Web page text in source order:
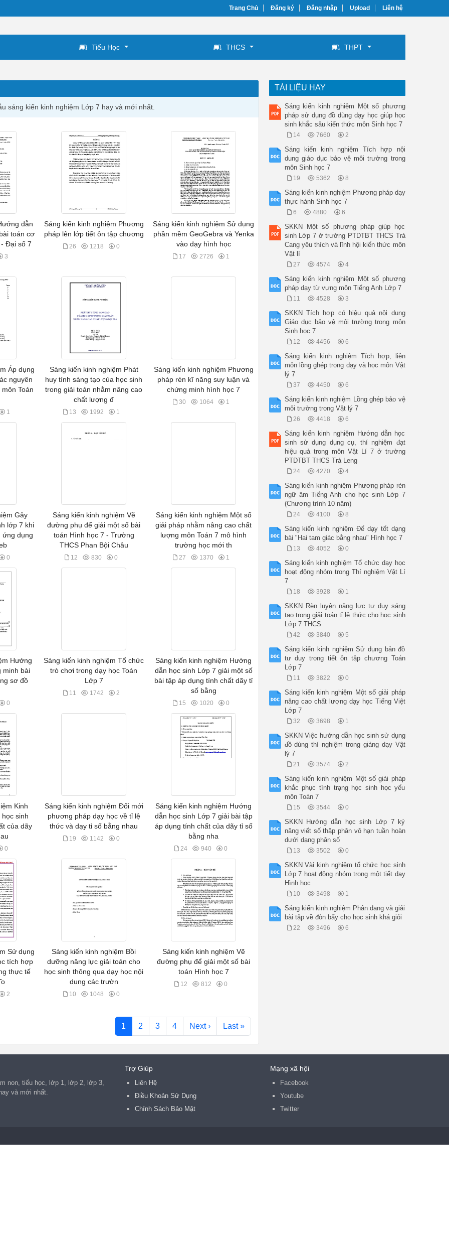
Trang Chủ Đăng ký Đăng nhập Upload Liên hệ
Tiểu Học THCS THPT
sáng kiến kinh nghiệm Lớp 7 hay và mới nhất.
dẫn
toán cơ
Đại số 7
3
Sáng kiến kinh nghiệm Phương
pháp lên lớp tiết ôn tập chương
26 1218 0
Sáng kiến kinh nghiệm Sử dụng
phần mềm GeoGebra và Yenka
vào dạy hình học
17 2726 1
Áp dụng
nguyên
Toán
1
Sáng kiến kinh nghiệm Phát
huy tính sáng tạo của học sinh
trong giải toán nhằm nâng cao
chất lượng đ
13 1992 1
Sáng kiến kinh nghiệm Phương
pháp rèn kĩ năng suy luận và
chứng minh hình học 7
30 1064 1
Gây
lớp 7 khi
ứng dụng
0
Sáng kiến kinh nghiệm Vẽ
đường phụ để giải một số bài
toán Hình học 7 - Trường
THCS Phan Bội Châu
12 830 0
Sáng kiến kinh nghiệm Một số
giải pháp nhằm nâng cao chất
lượng môn Toán 7 mô hình
trường học mới th
27 1370 1
Hướng
minh bài
sơ đồ
0
Sáng kiến kinh nghiệm Tổ chức
trò chơi trong dạy học Toán
Lớp 7
11 1742 2
Sáng kiến kinh nghiệm Hướng
dẫn học sinh Lớp 7 giải một số
bài tập áp dụng tính chất dãy tỉ
số bằng
15 1020 0
Kinh
sinh
của dãy
0
Sáng kiến kinh nghiệm Đổi mới
phương pháp dạy học về tỉ lệ
thức và dạy tỉ số bằng nhau
19 1142 0
Sáng kiến kinh nghiệm Hướng
dẫn học sinh Lớp 7 giải bài tập
áp dụng tính chất của dãy tỉ số
bằng nha
24 940 0
Sử dụng
tích hợp
thực tế
2
Sáng kiến kinh nghiệm Bồi
dưỡng năng lực giải toán cho
học sinh thông qua dạy học nội
dung các trườn
10 1048 0
Sáng kiến kinh nghiệm Vẽ
đường phụ để giải một số bài
toán Hình học 7
12 812 0
1 2 3 4 Next › Last »
TÀI LIỆU HAY
Sáng kiến kinh nghiệm Một số phương
pháp sử dụng đồ dùng dạy học giúp học
sinh khắc sâu kiến thức môn Sinh học 7
14 7660 2
Sáng kiến kinh nghiệm Tích hợp nội
dung giáo dục bảo vệ môi trường trong
môn Sinh học 7
19 5362 8
Sáng kiến kinh nghiệm Phương pháp dạy
thực hành Sinh học 7
6 4880 6
SKKN Một số phương pháp giúp học
sinh Lớp 7 ở trường PTDTBT THCS Trà
Cang yêu thích và lĩnh hội kiến thức môn
Vật lí
27 4574 4
Sáng kiến kinh nghiệm Một số phương
pháp dạy từ vựng môn Tiếng Anh Lớp 7
11 4528 3
SKKN Tích hợp có hiệu quả nội dung
Giáo dục bảo vệ môi trường trong môn
Sinh học 7
12 4456 6
Sáng kiến kinh nghiệm Tích hợp, liên
môn lồng ghép trong dạy và học môn Vật
lý 7
37 4450 6
Sáng kiến kinh nghiệm Lồng ghép bảo vệ
môi trường trong Vật lý 7
26 4418 6
Sáng kiến kinh nghiệm Hướng dẫn học
sinh sử dụng dụng cụ, thí nghiệm đạt
hiệu quả trong môn Vật Lí 7 ở trường
PTDTBT THCS Trà Leng
24 4270 4
Sáng kiến kinh nghiệm Phương pháp rèn
ngữ âm Tiếng Anh cho học sinh Lớp 7
(Chương trình 10 năm)
24 4100 8
Sáng kiến kinh nghiệm Để dạy tốt dạng
bài "Hai tam giác bằng nhau" Hình học 7
13 4052 0
Sáng kiến kinh nghiệm Tổ chức dạy học
hoạt động nhóm trong Thí nghiệm Vật Lí
7
18 3928 1
SKKN Rèn luyện năng lực tư duy sáng
tạo trong giải toán tỉ lệ thức cho học sinh
Lớp 7 THCS
42 3840 5
Sáng kiến kinh nghiệm Sử dụng bản đồ
tư duy trong tiết ôn tập chương Toán
Lớp 7
11 3822 0
Sáng kiến kinh nghiệm Một số giải pháp
nâng cao chất lượng dạy học Tiếng Việt
Lớp 7
32 3698 1
SKKN Việc hướng dẫn học sinh sử dụng
đồ dùng thí nghiệm trong giảng dạy Vật
lý 7
21 3574 2
Sáng kiến kinh nghiệm Một số giải pháp
khắc phục tình trạng học sinh học yếu
môn Toán 7
15 3544 0
SKKN Hướng dẫn học sinh Lớp 7 ký
năng viết số thập phân vô hạn tuần hoàn
dưới dạng phân số
13 3502 0
SKKN Vài kinh nghiệm tổ chức học sinh
Lớp 7 hoạt động nhóm trong một tiết dạy
Hình học
10 3498 1
Sáng kiến kinh nghiệm Phân dạng và giải
bài tập về đòn bẩy cho học sinh khá giỏi
22 3496 6
non, tiểu học, lớp 1, lớp 2, lớp 3,
và mới nhất.
Trợ Giúp
Liên Hệ
Điều Khoản Sử Dụng
Chính Sách Bảo Mật
Mạng xã hội
Facebook
Youtube
Twitter